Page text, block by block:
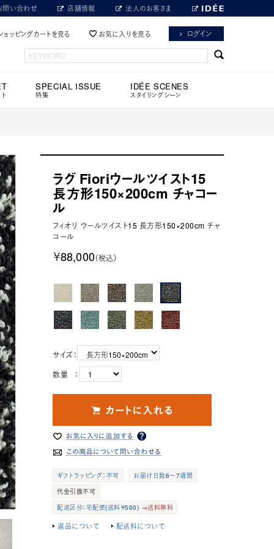
問い合わせ 店舗情報 法人のお客さま
ョッピングカートを見る お気に入りを見る ログイン
SPECIAL ISSUE
特集
IDÉE SCENES
スタイリングシーン
ラグ Fioriウールツイスト15
長方形150×200cm チャコー
ル
フィオリ ウールツイスト15 長方形150×200cm チャ
コール
￥88,000（税込）
サイズ：
数量 ：
ギフトラッピング：不可
お届け日数6～7週間
代金引換不可
配送区分：宅配便(送料￥500) →送料無料
返品について 配送料について